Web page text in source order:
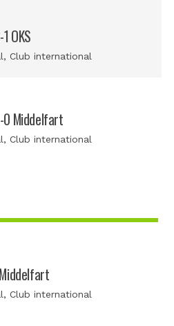
OKS
, Club international
0 Middelfart
, Club international
, Club international